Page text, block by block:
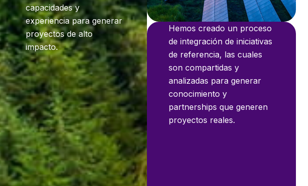
capacidades y
experiencia para generar
proyectos de alto
impacto.
Hemos creado un proceso
de integración de iniciativas
de referencia, las cuales
son compartidas y
analizadas para generar
conocimiento y
partnerships que generen
proyectos reales.